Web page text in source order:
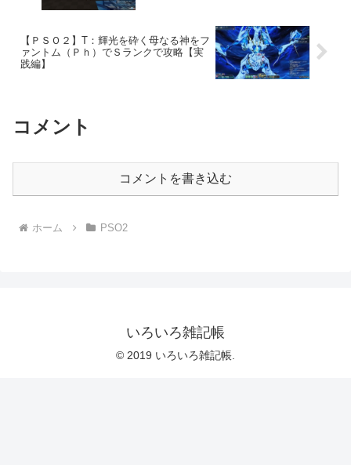
【ＰＳＯ２】T：輝光を砕く母なる神をフ
ァントム（Ｐｈ）でＳランクで攻略【実
践編】
コメント
コメントを書き込む
ホーム PSO2
いろいろ雑記帳
© 2019 いろいろ雑記帳.